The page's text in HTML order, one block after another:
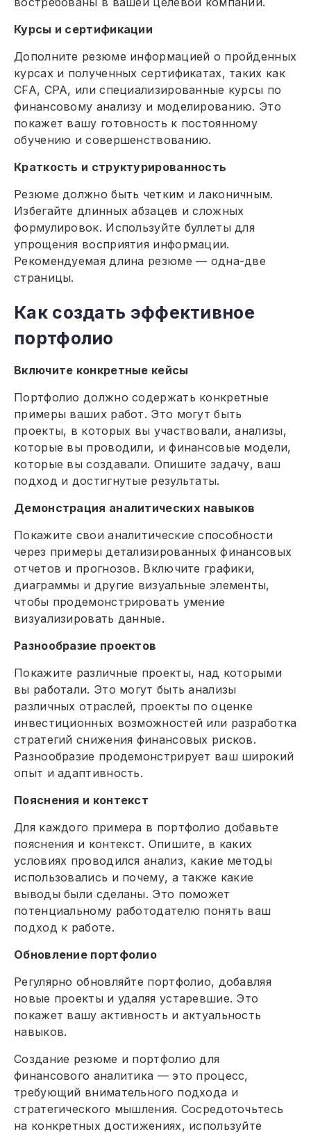
Курсы и сертификации
Дополните резюме информацией о пройденных
курсах и полученных сертификатах, таких как
CFA, CPA, или специализированные курсы по
финансовому анализу и моделированию. Это
покажет вашу готовность к постоянному
обучению и совершенствованию.
Краткость и структурированность
Резюме должно быть четким и лаконичным.
Избегайте длинных абзацев и сложных
формулировок. Используйте буллеты для
упрощения восприятия информации.
Рекомендуемая длина резюме — одна-две
страницы.
Как создать эффективное
портфолио
Включите конкретные кейсы
Портфолио должно содержать конкретные
примеры ваших работ. Это могут быть
проекты, в которых вы участвовали, анализы,
которые вы проводили, и финансовые модели,
которые вы создавали. Опишите задачу, ваш
подход и достигнутые результаты.
Демонстрация аналитических навыков
Покажите свои аналитические способности
через примеры детализированных финансовых
отчетов и прогнозов. Включите графики,
диаграммы и другие визуальные элементы,
чтобы продемонстрировать умение
визуализировать данные.
Разнообразие проектов
Покажите различные проекты, над которыми
вы работали. Это могут быть анализы
различных отраслей, проекты по оценке
инвестиционных возможностей или разработка
стратегий снижения финансовых рисков.
Разнообразие продемонстрирует ваш широкий
опыт и адаптивность.
Пояснения и контекст
Для каждого примера в портфолио добавьте
пояснения и контекст. Опишите, в каких
условиях проводился анализ, какие методы
использовались и почему, а также какие
выводы были сделаны. Это поможет
потенциальному работодателю понять ваш
подход к работе.
Обновление портфолио
Регулярно обновляйте портфолио, добавляя
новые проекты и удаляя устаревшие. Это
покажет вашу активность и актуальность
навыков.
Создание резюме и портфолио для
финансового аналитика — это процесс,
требующий внимательного подхода и
стратегического мышления. Сосредоточьтесь
на конкретных достижениях, используйте